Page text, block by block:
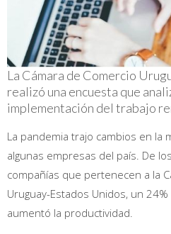
La Cámara de Comercio
realizó una encuesta que
implementación del trabajo
La pandemia trajo cambios en la
algunas empresas del país. De
compañías que pertenecen a la
Uruguay-Estados Unidos, un
aumentó la productividad.